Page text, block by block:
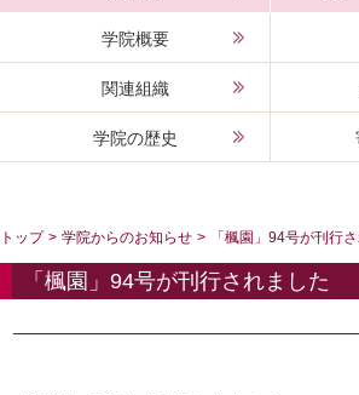
学院概要
関連組織
学院の歴史
トップ > 学院からのお知らせ > 「楓園」94号が刊行
「楓園」94号が刊行されました